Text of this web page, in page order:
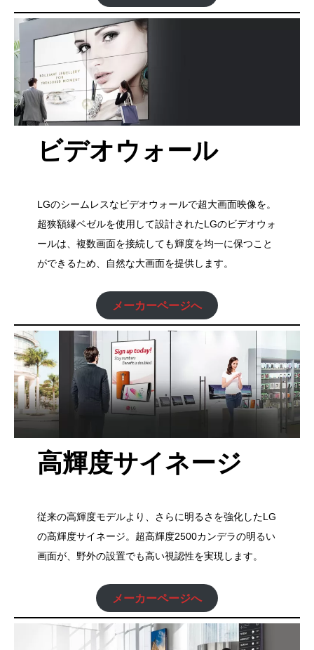
ビデオウォール
LGのシームレスなビデオウォールで超大画面映像を。
超狭額縁ベゼルを使用して設計されたLGのビデオウォ
ールは、複数画面を接続しても輝度を均一に保つこと
ができるため、自然な大画面を提供します。
メーカーページへ
高輝度サイネージ
従来の高輝度モデルより、さらに明るさを強化したLG
の高輝度サイネージ。超高輝度2500カンデラの明るい
画面が、野外の設置でも高い視認性を実現します。
メーカーページへ